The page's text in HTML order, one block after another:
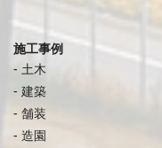
施工事例
土木
建築
舗装
造園